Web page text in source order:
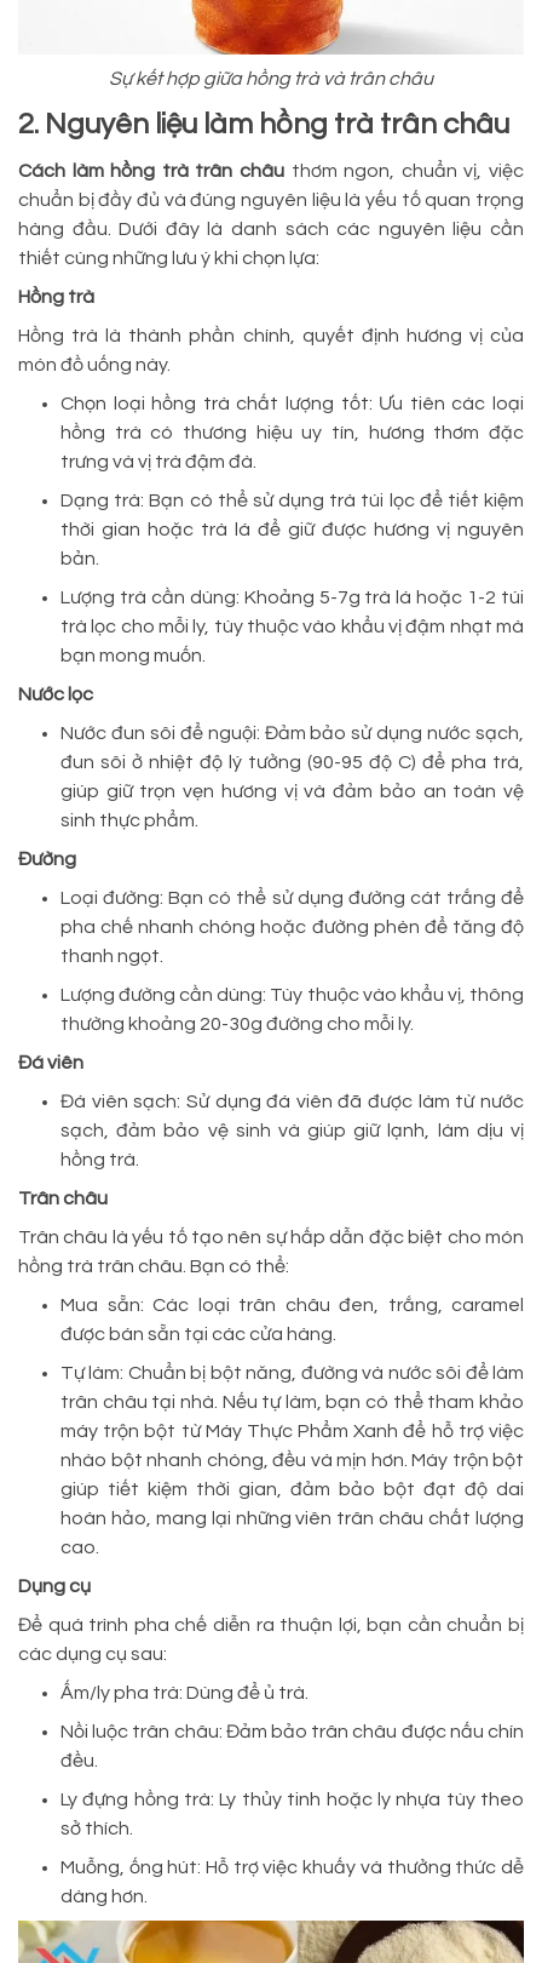
Sự kết hợp giữa hồng trà và trân châu
2. Nguyên liệu làm hồng trà trân châu
Cách làm hồng trà trân châu thơm ngon, chuẩn vị, việc
chuẩn bị đầy đủ và đúng nguyên liệu là yếu tố quan trọng
hàng đầu. Dưới đây là danh sách các nguyên liệu cần
thiết cùng những lưu ý khi chọn lựa:
Hồng trà
Hồng trà là thành phần chính, quyết định hương vị của
món đồ uống này.
Chọn loại hồng trà chất lượng tốt: Ưu tiên các loại
hồng trà có thương hiệu uy tín, hương thơm đặc
trưng và vị trà đậm đà.
Dạng trà: Bạn có thể sử dụng trà túi lọc để tiết kiệm
thời gian hoặc trà lá để giữ được hương vị nguyên
bản.
Lượng trà cần dùng: Khoảng 5-7g trà lá hoặc 1-2 túi
trà lọc cho mỗi ly, tùy thuộc vào khẩu vị đậm nhạt mà
bạn mong muốn.
Nước lọc
Nước đun sôi để nguội: Đảm bảo sử dụng nước sạch,
đun sôi ở nhiệt độ lý tưởng (90-95 độ C) để pha trà,
giúp giữ trọn vẹn hương vị và đảm bảo an toàn vệ
sinh thực phẩm.
Đường
Loại đường: Bạn có thể sử dụng đường cát trắng để
pha chế nhanh chóng hoặc đường phèn để tăng độ
thanh ngọt.
Lượng đường cần dùng: Tùy thuộc vào khẩu vị, thông
thường khoảng 20-30g đường cho mỗi ly.
Đá viên
Đá viên sạch: Sử dụng đá viên đã được làm từ nước
sạch, đảm bảo vệ sinh và giúp giữ lạnh, làm dịu vị
hồng trà.
Trân châu
Trân châu là yếu tố tạo nên sự hấp dẫn đặc biệt cho món
hồng trà trân châu. Bạn có thể:
Mua sẵn: Các loại trân châu đen, trắng, caramel
được bán sẵn tại các cửa hàng.
Tự làm: Chuẩn bị bột năng, đường và nước sôi để làm
trân châu tại nhà. Nếu tự làm, bạn có thể tham khảo
máy trộn bột từ Máy Thực Phẩm Xanh để hỗ trợ việc
nhào bột nhanh chóng, đều và mịn hơn. Máy trộn bột
giúp tiết kiệm thời gian, đảm bảo bột đạt độ dai
hoàn hảo, mang lại những viên trân châu chất lượng
cao.
Dụng cụ
Để quá trình pha chế diễn ra thuận lợi, bạn cần chuẩn bị
các dụng cụ sau:
Ấm/ly pha trà: Dùng để ủ trà.
Nồi luộc trân châu: Đảm bảo trân châu được nấu chín
đều.
Ly đựng hồng trà: Ly thủy tinh hoặc ly nhựa tùy theo
sở thích.
Muỗng, ống hút: Hỗ trợ việc khuấy và thưởng thức dễ
dàng hơn.